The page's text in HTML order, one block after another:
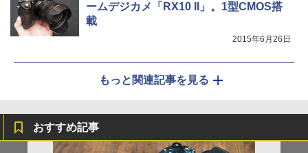
ームデジカメ「RX10 II」。1型CMOS搭
載
2015年6月26日
もっと関連記事を見る
おすすめ記事